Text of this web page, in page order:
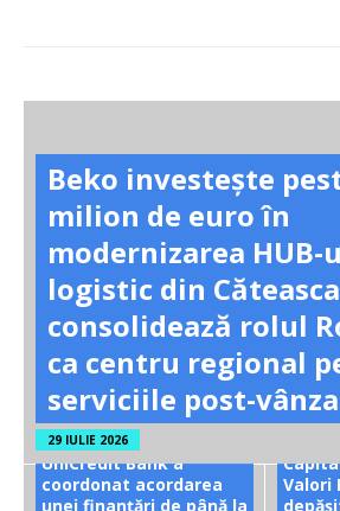
Beko investește
milion de euro în
modernizarea HUB-
logistic din
consolidează rolul
ca centru regional
serviciile post-
29 IULIE 2026
UniCredit Bank a
coordonat acordarea
unei finanțări de până la
Valori